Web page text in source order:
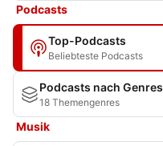
Podcasts
Top-Podcasts
Beliebteste Podcasts
Podcasts nach Genres
18 Themengenres
Musik